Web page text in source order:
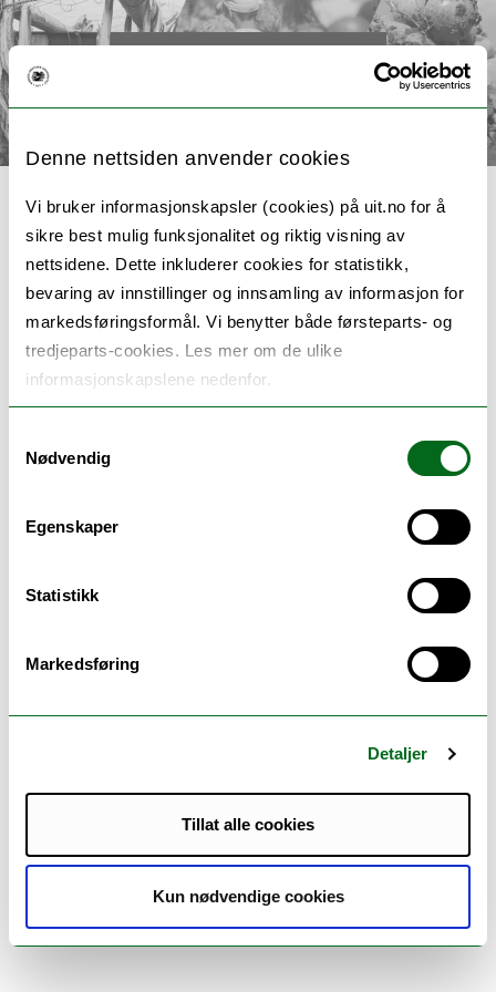
Denne nettsiden anvender cookies
Vi bruker informasjonskapsler (cookies) på uit.no for å
sikre best mulig funksjonalitet og riktig visning av
nettsidene. Dette inkluderer cookies for statistikk,
bevaring av innstillinger og innsamling av informasjon for
markedsføringsformål. Vi benytter både førsteparts- og
tredjeparts-cookies. Les mer om de ulike
informasjonskapslene nedenfor.
Nødvendig
Egenskaper
Statistikk
Markedsføring
Detaljer
Tillat alle cookies
Kun nødvendige cookies
< Tilbake til toppsiden
Resilient North
Resilient
Norhthttps://uit.no/project/resilientnorth
Medlemmer:
Finansiering: